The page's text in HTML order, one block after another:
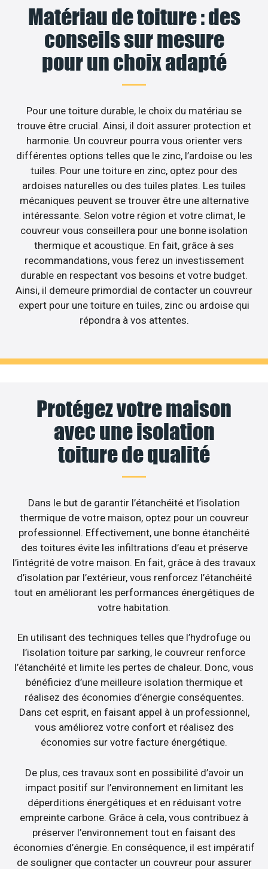
Matériau de toiture : des
conseils sur mesure
pour un choix adapté
Pour une toiture durable, le choix du matériau se
trouve être crucial. Ainsi, il doit assurer protection et
harmonie. Un couvreur pourra vous orienter vers
différentes options telles que le zinc, l’ardoise ou les
tuiles. Pour une toiture en zinc, optez pour des
ardoises naturelles ou des tuiles plates. Les tuiles
mécaniques peuvent se trouver être une alternative
intéressante. Selon votre région et votre climat, le
couvreur vous conseillera pour une bonne isolation
thermique et acoustique. En fait, grâce à ses
recommandations, vous ferez un investissement
durable en respectant vos besoins et votre budget.
Ainsi, il demeure primordial de contacter un couvreur
expert pour une toiture en tuiles, zinc ou ardoise qui
répondra à vos attentes.
Protégez votre maison
avec une isolation
toiture de qualité
Dans le but de garantir l’étanchéité et l’isolation
thermique de votre maison, optez pour un couvreur
professionnel. Effectivement, une bonne étanchéité
des toitures évite les infiltrations d’eau et préserve
l’intégrité de votre maison. En fait, grâce à des travaux
d’isolation par l’extérieur, vous renforcez l’étanchéité
tout en améliorant les performances énergétiques de
votre habitation.
En utilisant des techniques telles que l’hydrofuge ou
l’isolation toiture par sarking, le couvreur renforce
l’étanchéité et limite les pertes de chaleur. Donc, vous
bénéficiez d’une meilleure isolation thermique et
réalisez des économies d’énergie conséquentes.
Dans cet esprit, en faisant appel à un professionnel,
vous améliorez votre confort et réalisez des
économies sur votre facture énergétique.
De plus, ces travaux sont en possibilité d’avoir un
impact positif sur l’environnement en limitant les
déperditions énergétiques et en réduisant votre
empreinte carbone. Grâce à cela, vous contribuez à
préserver l’environnement tout en faisant des
économies d’énergie. En conséquence, il est impératif
de souligner que contacter un couvreur pour assurer